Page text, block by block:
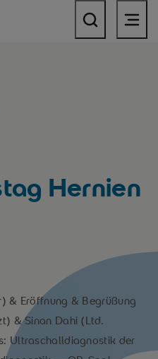
Hernien
& Eröffnung & Begrüßung
& Sinan Dahi (Ltd.
Ultraschalldiagnostik der